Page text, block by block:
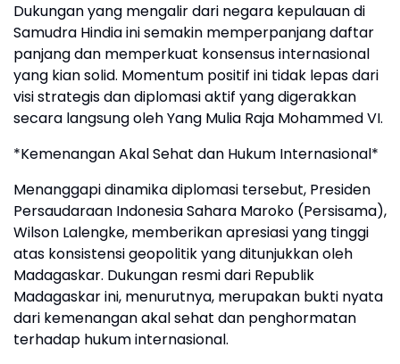
Dukungan yang mengalir dari negara kepulauan di
Samudra Hindia ini semakin memperpanjang daftar
panjang dan memperkuat konsensus internasional
yang kian solid. Momentum positif ini tidak lepas dari
visi strategis dan diplomasi aktif yang digerakkan
secara langsung oleh Yang Mulia Raja Mohammed VI.
*Kemenangan Akal Sehat dan Hukum Internasional*
Menanggapi dinamika diplomasi tersebut, Presiden
Persaudaraan Indonesia Sahara Maroko (Persisama),
Wilson Lalengke, memberikan apresiasi yang tinggi
atas konsistensi geopolitik yang ditunjukkan oleh
Madagaskar. Dukungan resmi dari Republik
Madagaskar ini, menurutnya, merupakan bukti nyata
dari kemenangan akal sehat dan penghormatan
terhadap hukum internasional.